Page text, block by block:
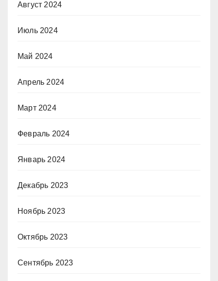
Август 2024
Июль 2024
Май 2024
Апрель 2024
Март 2024
Февраль 2024
Январь 2024
Декабрь 2023
Ноябрь 2023
Октябрь 2023
Сентябрь 2023